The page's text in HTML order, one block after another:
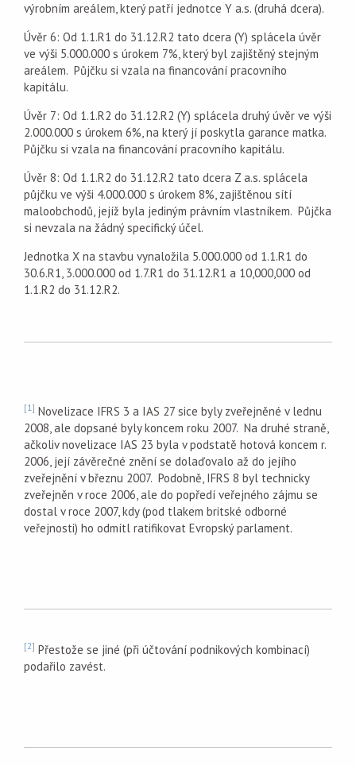
výrobním areálem, který patří jednotce Y a.s. (druhá dcera).
Úvěr 6: Od 1.1.R1 do 31.12.R2 tato dcera (Y) splácela úvěr
ve výši 5.000.000 s úrokem 7%, který byl zajištěný stejným
areálem. Půjčku si vzala na financování pracovního
kapitálu.
Úvěr 7: Od 1.1.R2 do 31.12.R2 (Y) splácela druhý úvěr ve výši
2.000.000 s úrokem 6%, na který jí poskytla garance matka.
Půjčku si vzala na financování pracovního kapitálu.
Úvěr 8: Od 1.1.R2 do 31.12.R2 tato dcera Z a.s. splácela
půjčku ve výši 4.000.000 s úrokem 8%, zajištěnou sítí
maloobchodů, jejíž byla jediným právním vlastníkem. Půjčka
si nevzala na žádný specifický účel.
Jednotka X na stavbu vynaložila 5.000.000 od 1.1.R1 do
30.6.R1, 3.000.000 od 1.7.R1 do 31.12.R1 a 10,000,000 od
1.1.R2 do 31.12.R2.
[1] Novelizace IFRS 3 a IAS 27 sice byly zveřejněné v lednu
2008, ale dopsané byly koncem roku 2007. Na druhé straně,
ačkoliv novelizace IAS 23 byla v podstatě hotová koncem r.
2006, její závěrečné znění se dolaďovalo až do jejího
zveřejnění v březnu 2007. Podobně, IFRS 8 byl technicky
zveřejněn v roce 2006, ale do popředí veřejného zájmu se
dostal v roce 2007, kdy (pod tlakem britské odborné
veřejnosti) ho odmítl ratifikovat Evropský parlament.
[2] Přestože se jiné (při účtování podnikových kombinací)
podařilo zavést.